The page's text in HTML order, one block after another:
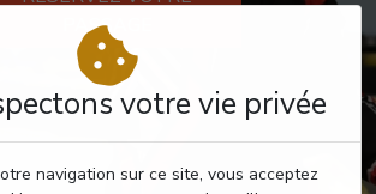
votre vie privée
navigation sur ce site, vous acceptez
PASSAGE